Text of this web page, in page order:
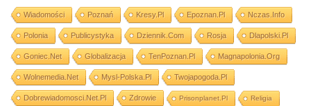
Wiadomości Poznań Kresy.pl Epoznan.pl Nczas.info
Polonia Publicystyka Dziennik.com Rosja Dlapolski.pl
Goniec.net Globalizacja TenPoznan.pl Magnapolonia.org
Wolnemedia.net Mysl-Polska.pl Twojapogoda.pl
Dobrewiadomosci.net.pl Zdrowie Prisonplanet.pl Religia